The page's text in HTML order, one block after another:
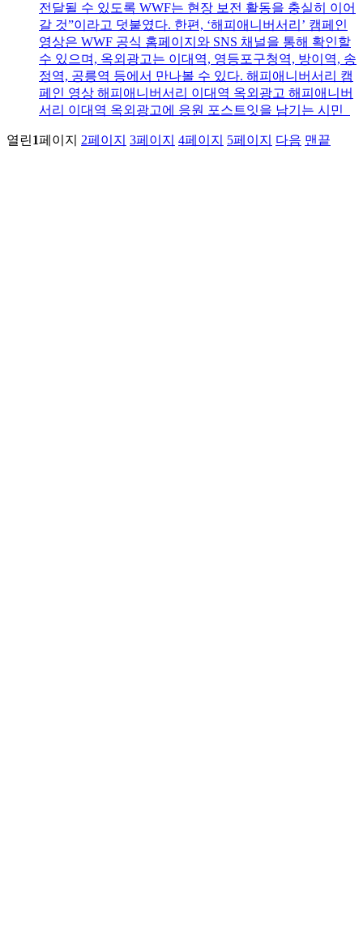
전달될 수 있도록 WWF는 현장 보전 활동을 충실히 이어
갈 것”이라고 덧붙였다. 한편, ‘해피애니버서리’ 캠페인
영상은 WWF 공식 홈페이지와 SNS 채널을 통해 확인할
수 있으며, 옥외광고는 이대역, 영등포구청역, 방이역, 송
정역, 공릉역 등에서 만나볼 수 있다. 해피애니버서리 캠
페인 영상 해피애니버서리 이대역 옥외광고 해피애니버
서리 이대역 옥외광고에 응원 포스트잇을 남기는 시민
열린1페이지 2페이지 3페이지 4페이지 5페이지 다음 맨끝